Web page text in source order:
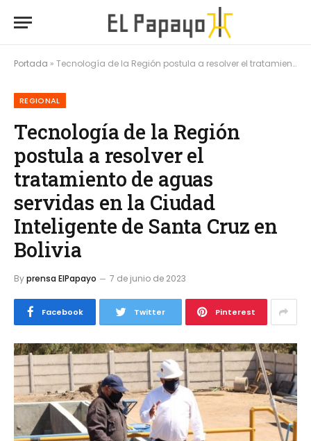
Portada » Tecnología de la Región postula a resolver el tratamiento de aguas servidas en la Ciudad Inteligente de Santa Cruz en Bolivia
REGIONAL
Tecnología de la Región
postula a resolver el
tratamiento de aguas
servidas en la Ciudad
Inteligente de Santa Cruz en
Bolivia
Byprensa ElPapayo 7 de junio de 2023
Facebook Twitter Pinterest